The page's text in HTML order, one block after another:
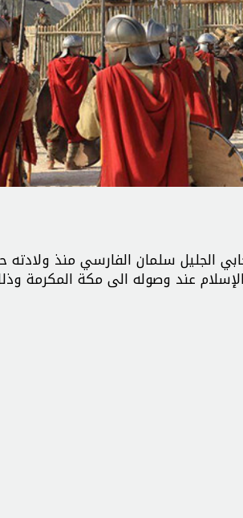
الجليل سلمان الفارسي منذ ولادته
عند وصوله الى مكة المكرمة